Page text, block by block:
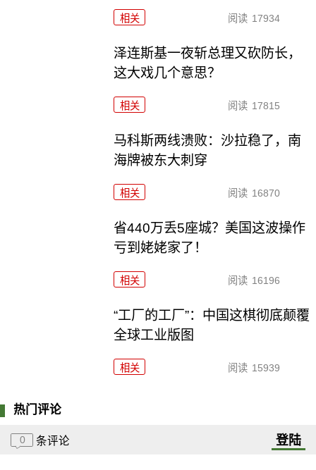
相关 阅读 17934
泽连斯基一夜斩总理又砍防长，
这大戏几个意思？
相关 阅读 17815
马科斯两线溃败：沙拉稳了，南
海牌被东大刺穿
相关 阅读 16870
省440万丢5座城？美国这波操作
亏到姥姥家了！
相关 阅读 16196
“工厂的工厂”：中国这棋彻底颠覆
全球工业版图
相关 阅读 15939
热门评论
0 条评论 登陆